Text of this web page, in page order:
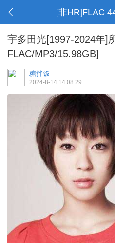
[非HR]FLAC
宇多田光[1997-2024年]
FLAC/MP3/15.98GB]
糖拌饭
2024-8-14 14:08:29